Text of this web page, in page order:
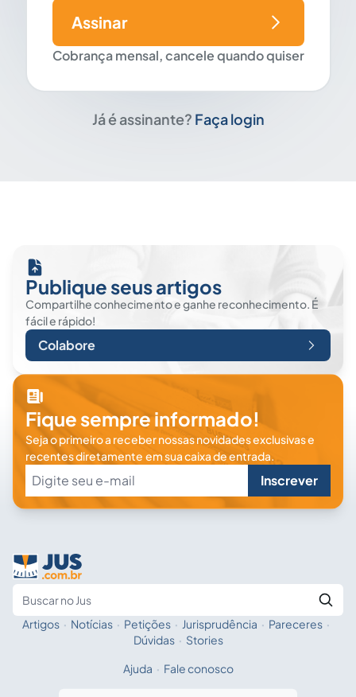
Cobrança mensal, cancele quando quiser
Assinar
Já é assinante? Faça login
Publique seus artigos
Compartilhe conhecimento e ganhe reconhecimento. É
fácil e rápido!
Colabore
Fique sempre informado!
Seja o primeiro a receber nossas novidades exclusivas e
recentes diretamente em sua caixa de entrada.
Inscrever
Fale com a IA
Artigos · Notícias · Petições · Jurisprudência · Pareceres ·
Dúvidas · Stories
Ajuda · Fale conosco